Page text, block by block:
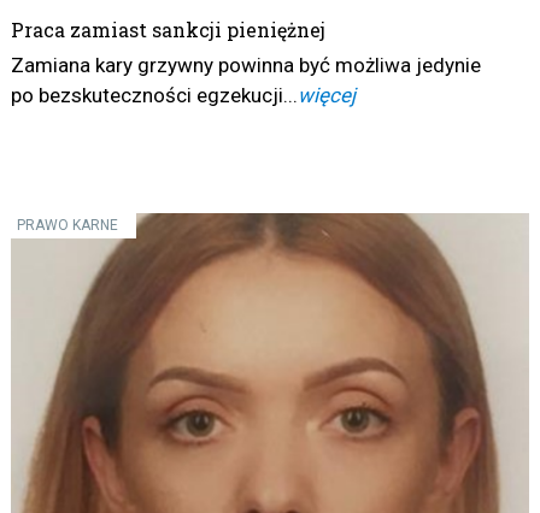
Praca zamiast sankcji pieniężnej
Zamiana kary grzywny powinna być możliwa jedynie
po bezskuteczności egzekucji...więcej
PRAWO KARNE